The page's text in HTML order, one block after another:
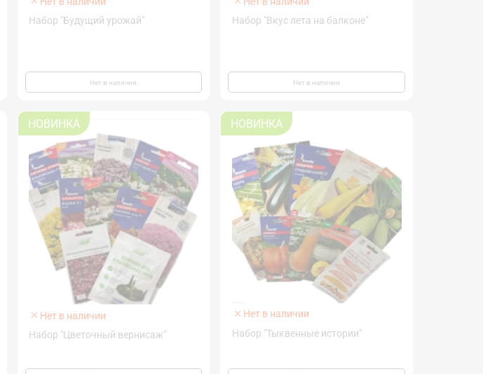
Набор "Будущий урожай"
Нет в наличии
Набор "Вкус лета на балконе"
Нет в наличии
НОВИНКА
Нет в наличии
Набор "Цветочный вернисаж"
НОВИНКА
Нет в наличии
Набор "Тыквенные истории"